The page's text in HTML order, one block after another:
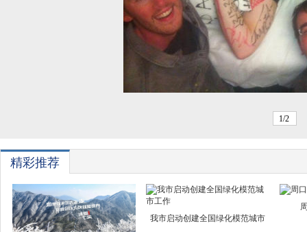
1/2
精彩推荐
我市启动创建全国绿化模范城市